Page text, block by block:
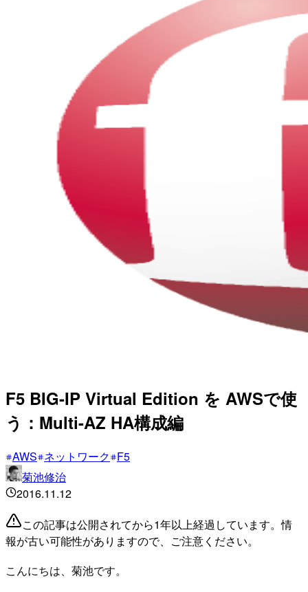
F5 BIG-IP Virtual Edition を AWSで使
う：Multi-AZ HA構成編
AWS ネットワーク F5
菊池修治
2016.11.12
この記事は公開されてから1年以上経過しています。情
報が古い可能性がありますので、ご注意ください。
こんにちは、菊池です。